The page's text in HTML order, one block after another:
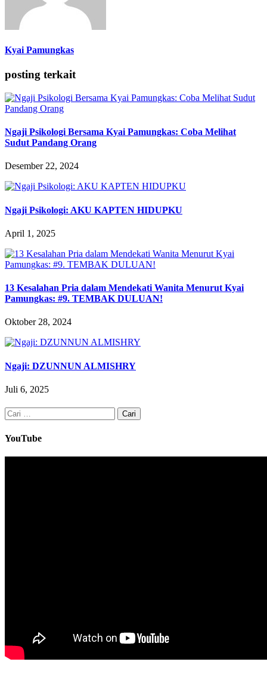
Kyai Pamungkas
posting terkait
Ngaji Psikologi Bersama Kyai Pamungkas: Coba Melihat
Sudut Pandang Orang
Desember 22, 2024
Ngaji Psikologi: AKU KAPTEN HIDUPKU
April 1, 2025
13 Kesalahan Pria dalam Mendekati Wanita Menurut Kyai
Pamungkas: #9. TEMBAK DULUAN!
Oktober 28, 2024
Ngaji: DZUNNUN ALMISHRY
Juli 6, 2025
Cari
untuk:
YouTube